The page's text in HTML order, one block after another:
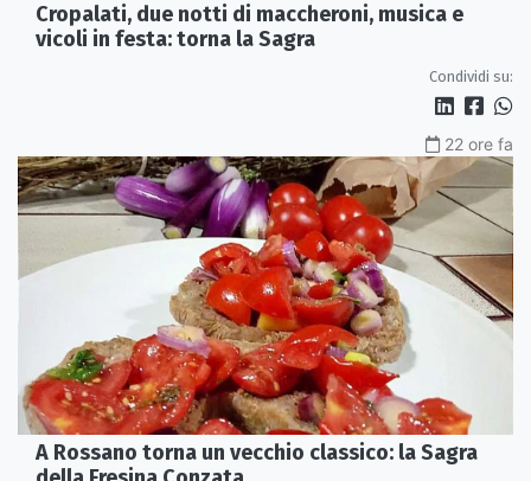
Cropalati, due notti di maccheroni, musica e
vicoli in festa: torna la Sagra
Condividi su:
22 ore fa
A Rossano torna un vecchio classico: la Sagra